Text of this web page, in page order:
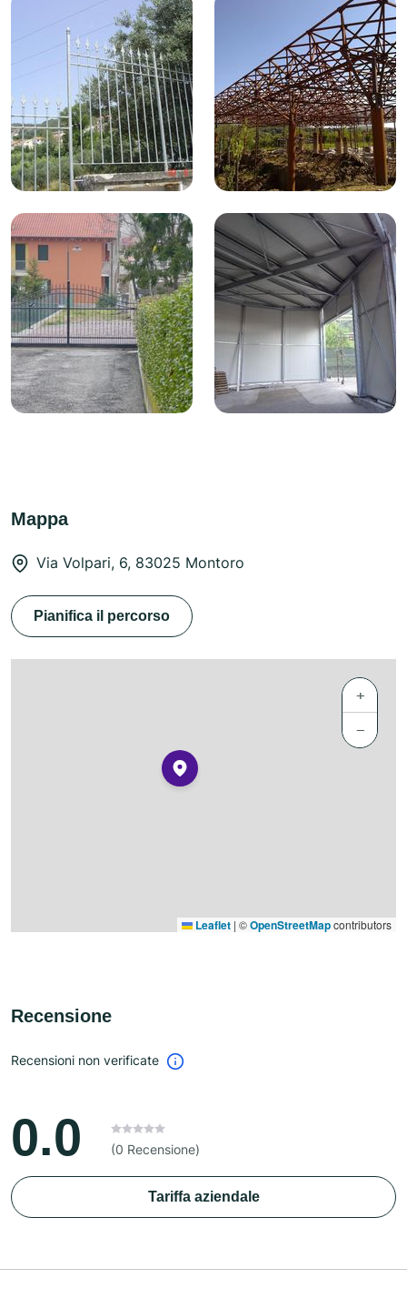
Mappa
Via Volpari, 6, 83025 Montoro
Pianifica il percorso
+
−
Leaflet | ©OpenStreetMapcontributors
Recensione
Recensioni non verificate
0.0 (0 Recensione)
Tariffa aziendale